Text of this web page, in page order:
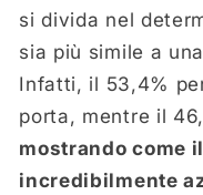
si divida nel
sia più simile a
Infatti, il 53,4%
porta, mentre il
mostrando come
incredibilmente